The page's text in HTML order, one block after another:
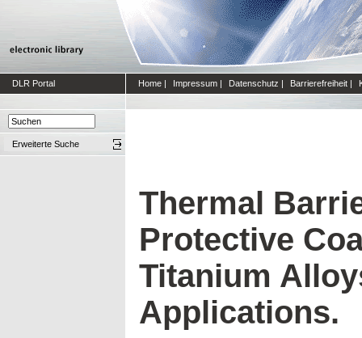
DLR Portal Home | Impressum | Datenschutz | Barrierefreiheit |
Erweiterte Suche
Thermal
Protective
Titanium
Applications.